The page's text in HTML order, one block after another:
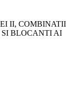
II, COMBINATII
BLOCANTI AI